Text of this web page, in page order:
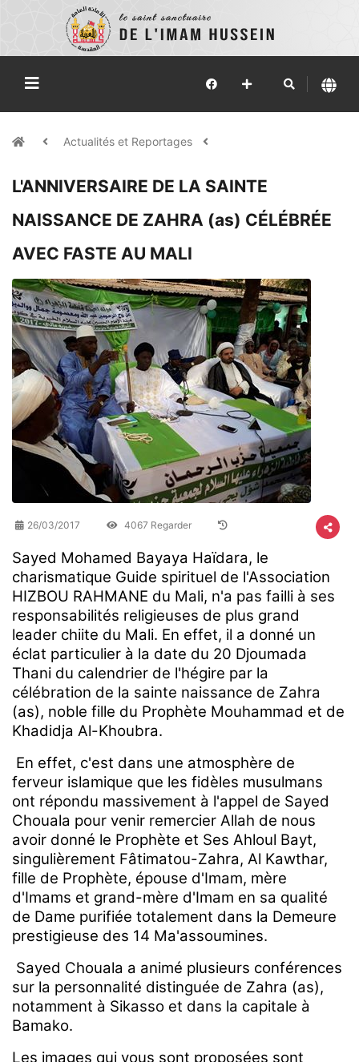
Actualités et Reportages
L'ANNIVERSAIRE DE LA SAINTE
NAISSANCE DE ZAHRA (as) CÉLÉBRÉE
AVEC FASTE AU MALI
26/03/2017 4067 Regarder
Sayed Mohamed Bayaya Haïdara, le
charismatique Guide spirituel de l'Association
HIZBOU RAHMANE du Mali, n'a pas failli à ses
responsabilités religieuses de plus grand
leader chiite du Mali. En effet, il a donné un
éclat particulier à la date du 20 Djoumada
Thani du calendrier de l'hégire par la
célébration de la sainte naissance de Zahra
(as), noble fille du Prophète Mouhammad et de
Khadidja Al-Khoubra.
En effet, c'est dans une atmosphère de
ferveur islamique que les fidèles musulmans
ont répondu massivement à l'appel de Sayed
Chouala pour venir remercier Allah de nous
avoir donné le Prophète et Ses Ahloul Bayt,
singulièrement Fâtimatou-Zahra, Al Kawthar,
fille de Prophète, épouse d'Imam, mère
d'Imams et grand-mère d'Imam en sa qualité
de Dame purifiée totalement dans la Demeure
prestigieuse des 14 Ma'assoumines.
Sayed Chouala a animé plusieurs conférences
sur la personnalité distinguée de Zahra (as),
notamment à Sikasso et dans la capitale à
Bamako.
Les images qui vous sont proposées sont